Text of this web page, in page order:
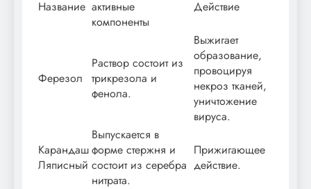
Название активные
компоненты
Действие
Ферезол
Раствор состоит из
трикрезола и
фенола.
Выжигает
образование,
провоцируя
некроз тканей,
уничтожение
вируса.
Карандаш
Ляписный
Выпускается в
форме стержня и
состоит из серебра
нитрата.
Прижигающее
действие.